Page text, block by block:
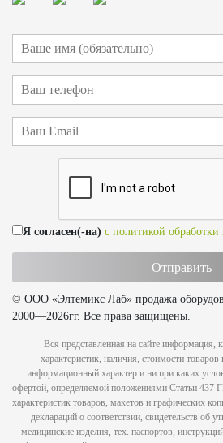
Я согласен(-на) с политикой
© ООО «Элтемикс Лаб» продажа
2000—2026гг. Все права защищены.
Вся представленная на сайте информация,
характеристик, наличия, стоимости товаров
информационный характер и ни при каких
офертой, определяемой положениями Статьи 437
характеристик товаров, макетов и графических
деклараций о соответствии, свидетельств об
медицинские изделия, тех. паспортов,